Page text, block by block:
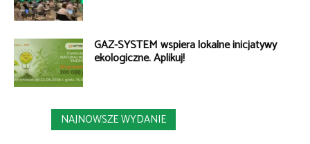
GAZ-SYSTEM wspiera lokalne inicjatywy
ekologiczne. Aplikuj!
NAJNOWSZE WYDANIE